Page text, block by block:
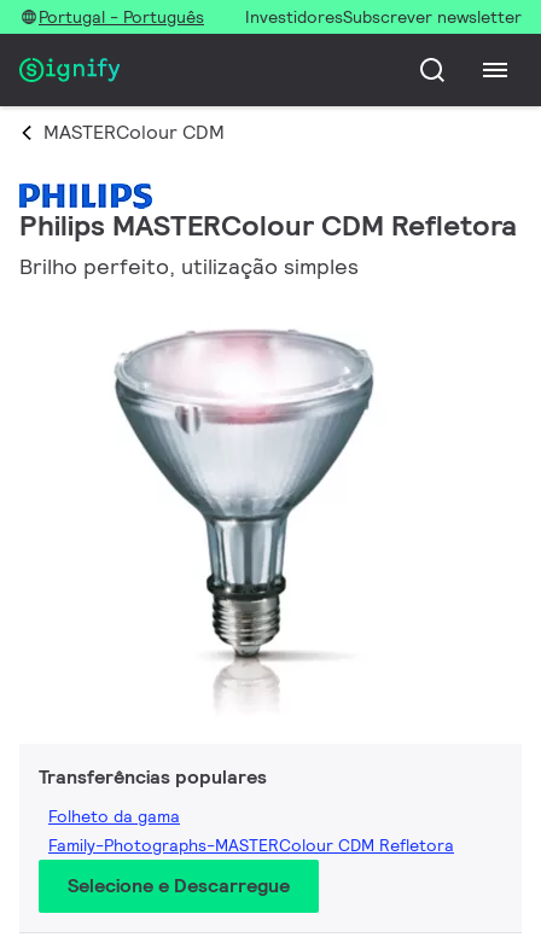
Portugal - Português InvestidoresSubscrever newsletter
MASTERColour CDM
Philips MASTERColour CDM Refletora
Brilho perfeito, utilização simples
Transferências populares
Folheto da gama
Family-Photographs-MASTERColour CDM Refletora
Selecione e Descarregue